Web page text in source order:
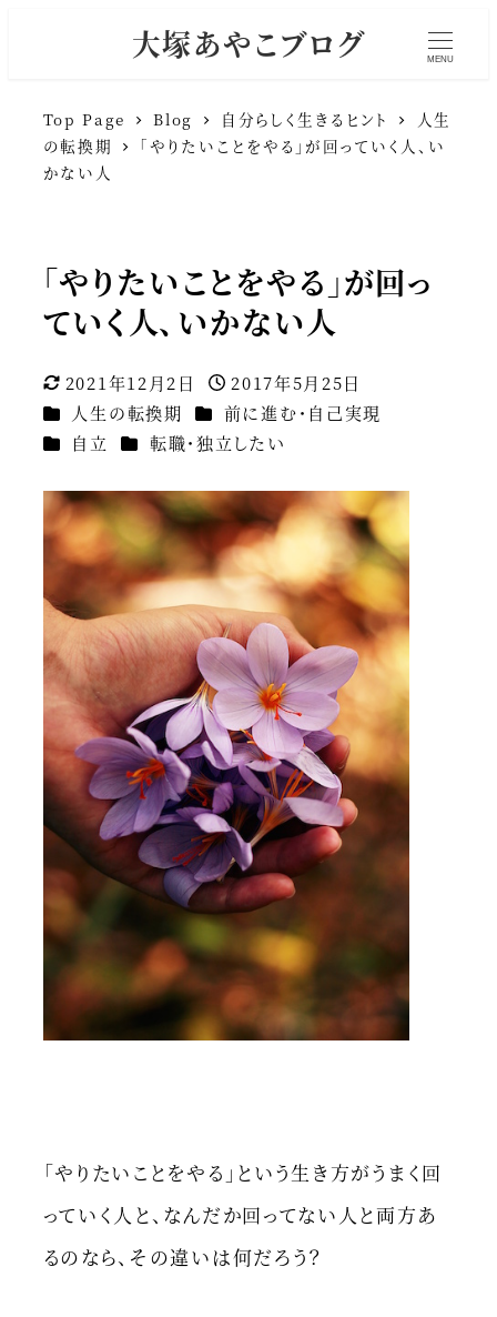
大塚あやこブログ MENU
Top Page Blog 自分らしく生きるヒント
人生
の転換期
「やりたいことをやる」が回っていく人、い
かない人
「やりたいことをやる」が回っ
ていく人、いかない人
更新日
2021年12月2日
投稿日
2017年5月25日
カテゴリー
人生の転換期 カテゴリー
前に進む・自己実現
カテゴリー
自立 カテゴリー
転職・独立したい
「やりたいことをやる」という生き方がうまく回
っていく人と、なんだか回ってない人と両方あ
るのなら、その違いは何だろう？